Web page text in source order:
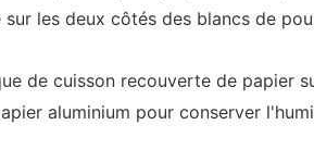
les deux côtés des blancs de
de cuisson recouverte de papier
aluminium pour conserver